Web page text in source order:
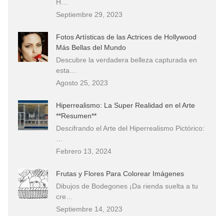
H…
Septiembre 29, 2023
Fotos Artísticas de las Actrices de Hollywood
Más Bellas del Mundo
Descubre la verdadera belleza capturada en
esta…
Agosto 25, 2023
Hiperrealismo: La Super Realidad en el Arte
**Resumen**
Descifrando el Arte del Hiperrealismo Pictórico:
Febrero 13, 2024
Frutas y Flores Para Colorear Imágenes
Dibujos de Bodegones ¡Da rienda suelta a tu
cre…
Septiembre 14, 2023